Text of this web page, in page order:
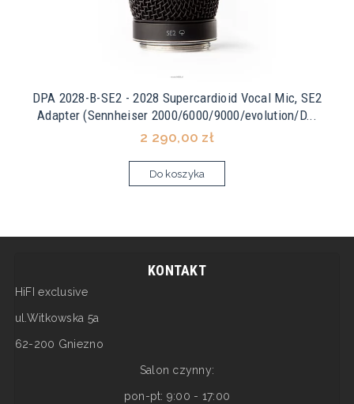
DPA 2028-B-SE2 - 2028 Supercardioid Vocal Mic, SE2
Adapter (Sennheiser 2000/6000/9000/evolution/D...
2 290,00 zł
Do koszyka
KONTAKT
HiFI exclusive
ul.Witkowska 5a
62-200 Gniezno
Salon czynny:
pon-pt: 9:00 - 17:00